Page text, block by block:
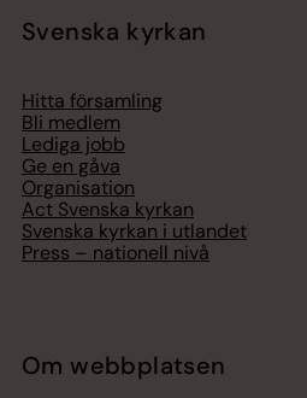
Svenska kyrkan
Hitta församling
Bli medlem
Lediga jobb
Ge en gåva
Organisation
Act Svenska kyrkan
Svenska kyrkan i utlandet
Press – nationell nivå
Om webbplatsen